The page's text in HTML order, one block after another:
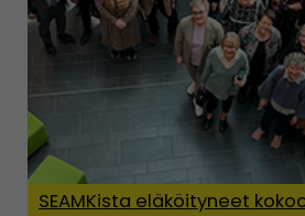
SEAMKista eläköityneet